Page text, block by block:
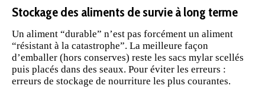
Stockage des aliments de survie à long terme
Un aliment “durable” n’est pas forcément un aliment
“résistant à la catastrophe”. La meilleure façon
d’emballer (hors conserves) reste les sacs mylar scellés
puis placés dans des seaux. Pour éviter les erreurs :
erreurs de stockage de nourriture les plus courantes.